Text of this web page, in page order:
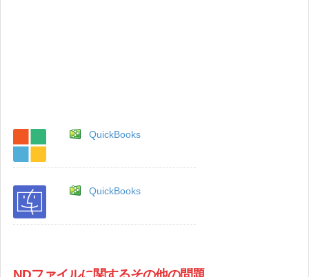
QuickBooks
QuickBooks